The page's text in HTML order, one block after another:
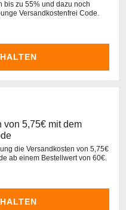
bis zu 55% und dazu noch
Versandkostenfrei Code.
von 5,75€ mit dem
die Versandkosten von 5,75€
ab einem Bestellwert von 60€.